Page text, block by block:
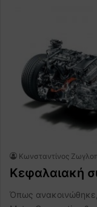
Κωνσταντίνος
Κεφαλαιακή
Όπως